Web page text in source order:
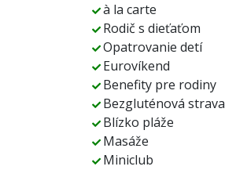
à la carte
Rodič s dieťaťom
Opatrovanie detí
Eurovíkend
Benefity pre rodiny
Bezgluténová strava
Blízko pláže
Masáže
Miniclub